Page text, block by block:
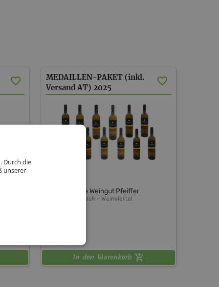
MEDAILLEN-PAKET (inkl.
Versand AT) 2025
Schlossallee Weingut Pfeiffer
Niederösterreich - Weinviertel
In den Warenkorb
Durch die
unserer